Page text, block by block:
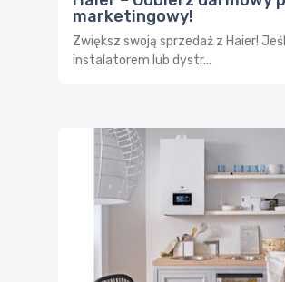
marketingowy!
Zwiększ swoją sprzedaż z Haier!
instalatorem lub dystr...